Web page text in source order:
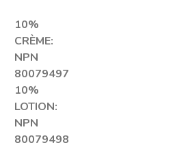
10%
CRÈME:
NPN
80079497
10%
LOTION:
NPN
80079498